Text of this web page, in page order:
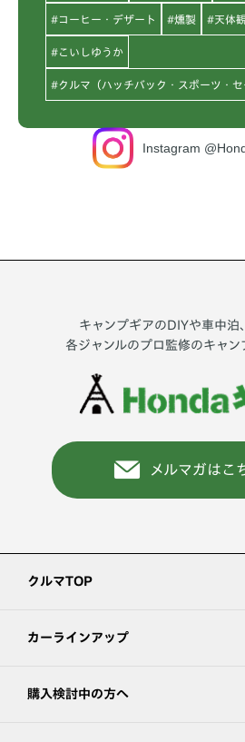
#コーヒー・デザート #燻製 #天体
#こいしゆうか
#クルマ（ハッチバック・スポーツ・セ
Instagram
キャンプギアのDIYや車中泊
各ジャンルのプロ監修のキャン
メルマガはこ
クルマTOP
カーラインアップ
購入検討中の方へ